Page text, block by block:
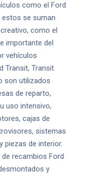
como el Ford
estos se suman
como el
importante del
vehículos
Transit, Transit
son utilizados
de reparto,
uso intensivo,
cajas de
sistemas
piezas de interior.
recambios Ford
y